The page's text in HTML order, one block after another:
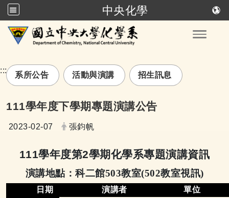
中央化學
跳到主要內容
:::
系所公告 活動與演講 招生訊息
111學年度下學期專題演講公告
日期：
2023-02-07 發布者：
張鈞帆
111學年度第2學期化學系專題演講資訊
演講地點：科二館503教室(502教室視訊)
日期 演講者
單位